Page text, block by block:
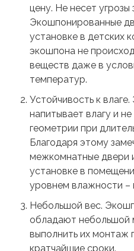
цену. Не несет
Экошпонированные
установке в детских
экошпона не
веществ даже в
температур.
Устойчивость к
напитывает влагу и
геометрии при
Благодаря этому
межкомнатные двери
установке в
уровнем влажности –
Небольшой вес.
обладают небольшой
выполнить их монтаж
кратчайшие сроки.